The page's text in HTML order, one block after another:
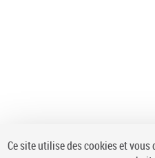
Ce site utilise des cookies et